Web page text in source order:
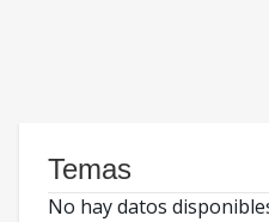
Temas
No hay datos